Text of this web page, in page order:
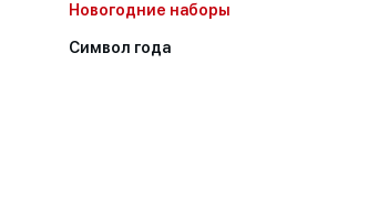
Новогодние наборы
Символ года